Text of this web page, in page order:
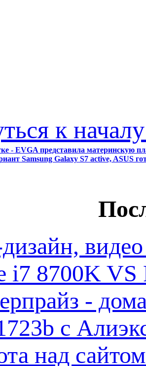
к
- EVGA представила материнскую
Samsung Galaxy S7 active, ASUS
i7 8700K VS
-
с
над